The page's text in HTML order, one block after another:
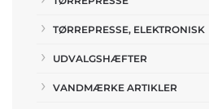
TØRREPRESSE, ELEKTRONISK
UDVALGSHÆFTER
VANDMÆRKE ARTIKLER